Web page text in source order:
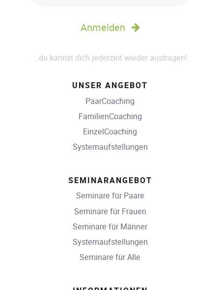
Anmelden
...du kannst dich jederzeit wieder austragen!
UNSER ANGEBOT
PaarCoaching
FamilienCoaching
EinzelCoaching
Systemaufstellungen
SEMINARANGEBOT
Seminare für Paare
Seminare für Frauen
Seminare für Männer
Systemaufstellungen
Seminare für Alle